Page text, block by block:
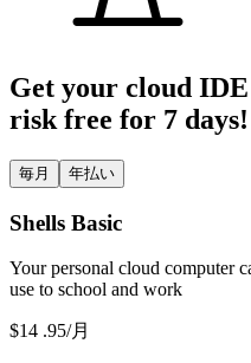
Get your cloud
risk free for 7 days!
毎月 年払い
Shells Basic
Your personal cloud computer
use to school and work
$14 .95/月